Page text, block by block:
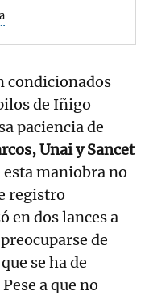
condicionados
de Iñigo
paciencia de
Unai y Sancet
esta maniobra no
registro
en dos lances a
de
se ha de
a que no